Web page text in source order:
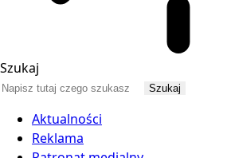
Szukaj
Aktualności
Reklama